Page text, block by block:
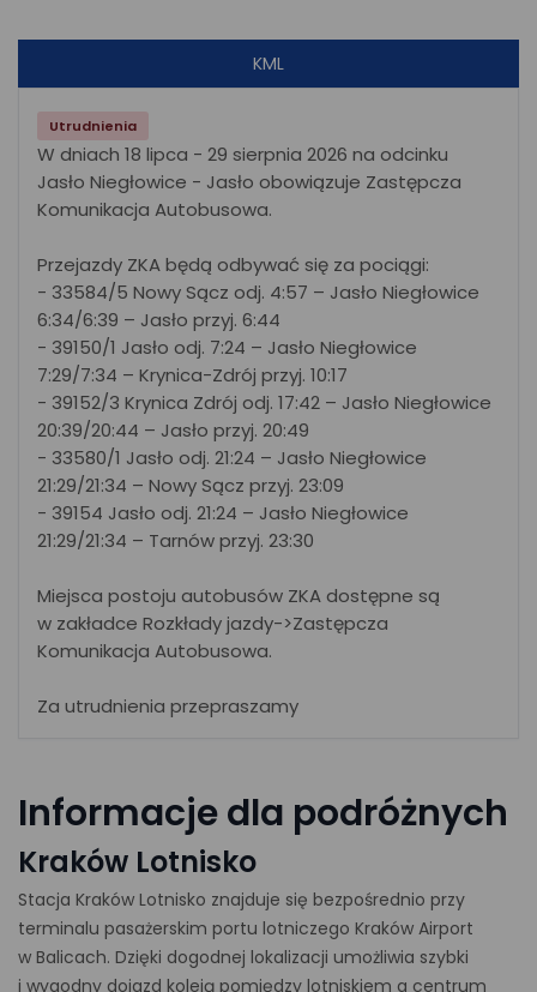
KML
Utrudnienia
W dniach 18 lipca - 29 sierpnia 2026 na odcinku
Jasło Niegłowice - Jasło obowiązuje Zastępcza
Komunikacja Autobusowa.
Przejazdy ZKA będą odbywać się za pociągi:
- 33584/5 Nowy Sącz odj. 4:57 – Jasło Niegłowice
6:34/6:39 – Jasło przyj. 6:44
- 39150/1 Jasło odj. 7:24 – Jasło Niegłowice
7:29/7:34 – Krynica-Zdrój przyj. 10:17
- 39152/3 Krynica Zdrój odj. 17:42 – Jasło Niegłowice
20:39/20:44 – Jasło przyj. 20:49
- 33580/1 Jasło odj. 21:24 – Jasło Niegłowice
21:29/21:34 – Nowy Sącz przyj. 23:09
- 39154 Jasło odj. 21:24 – Jasło Niegłowice
21:29/21:34 – Tarnów przyj. 23:30
Miejsca postoju autobusów ZKA dostępne są
w zakładce Rozkłady jazdy->Zastępcza
Komunikacja Autobusowa.
Za utrudnienia przepraszamy
Informacje dla podróżnych
Kraków Lotnisko
Stacja Kraków Lotnisko znajduje się bezpośrednio przy
terminalu pasażerskim portu lotniczego Kraków Airport
w Balicach. Dzięki dogodnej lokalizacji umożliwia szybki
i wygodny dojazd koleją pomiędzy lotniskiem a centrum